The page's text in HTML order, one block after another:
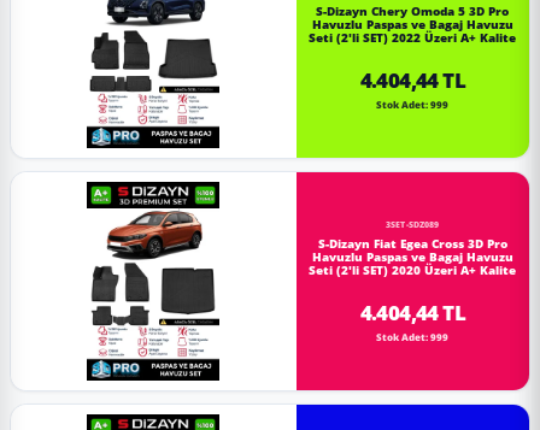
S-Dizayn Chery Omoda 5 3D Pro
Havuzlu Paspas ve Bagaj Havuzu
Seti (2'li SET) 2022 Üzeri A+ Kalite
4.404,44 TL
Stok Adet: 999
3SET-SDZ089
S-Dizayn Fiat Egea Cross 3D Pro
Havuzlu Paspas ve Bagaj Havuzu
Seti (2'li SET) 2020 Üzeri A+ Kalite
4.404,44 TL
Stok Adet: 999